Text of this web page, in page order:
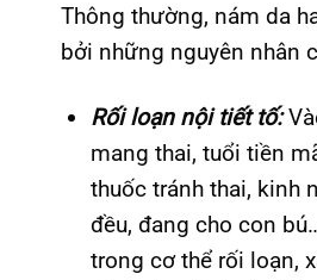
Thông thường, nám da
bởi những nguyên nhân
Rối loạn nội tiết tố:
mang thai, tuổi tiền
thuốc tránh thai, kinh
đều, đang cho con
trong cơ thể rối loạn,